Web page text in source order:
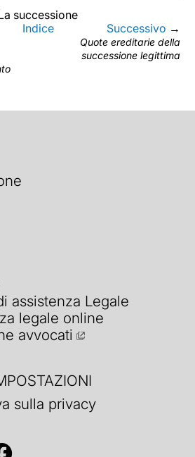
successione
Indice Successivo →
Quote ereditarie della
successione legittima
assistenza Legale
legale online
avvocati
sulla privacy